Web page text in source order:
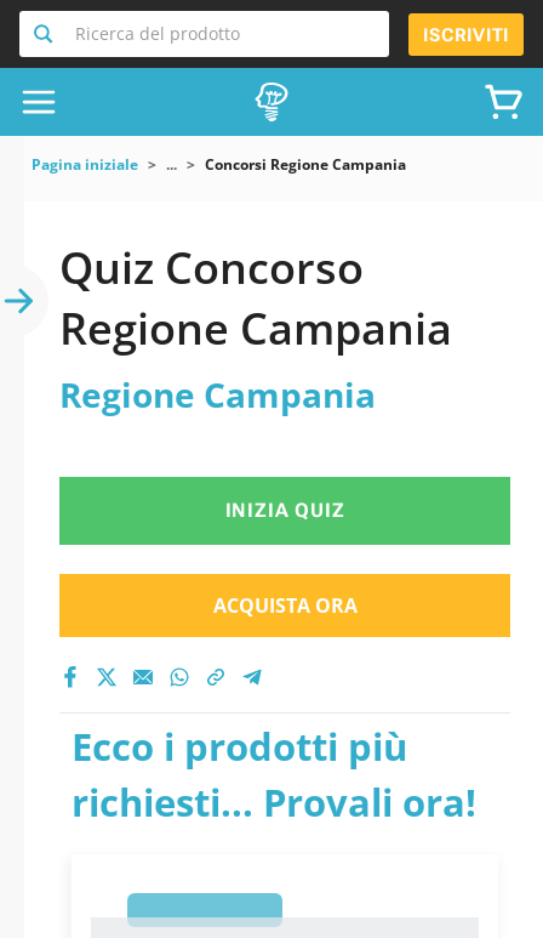
Ricerca del prodotto ISCRIVITI
Pagina iniziale ... Concorsi Regione Campania
Quiz Concorso
Regione Campania
Regione Campania
INIZIA QUIZ
ACQUISTA ORA
Ecco i prodotti più
richiesti... Provali ora!